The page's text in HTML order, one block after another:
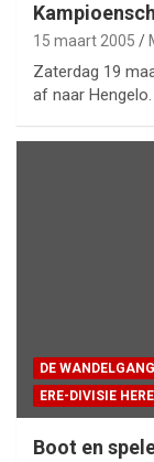
15 maart 2005
Zaterdag 19
af naar
DE
ERE-DIVISIE
Boot en